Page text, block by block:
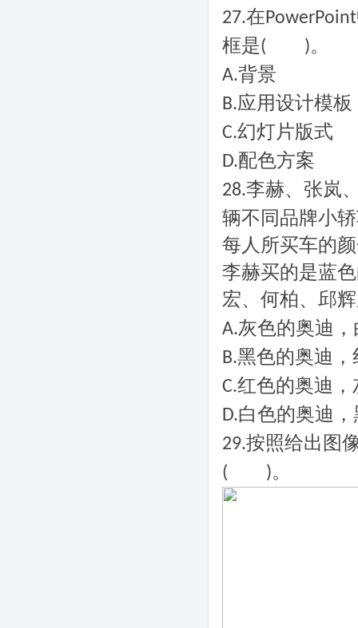
27.在PowerPoint
框是( )。
A.背景
B.应用设计模板
C.幻灯片版式
D.配色方案
28.李赫、张岚
辆不同品牌小
每人所买车的
李赫买的是蓝
宏、何柏、邱
A.灰色的奥迪
B.黑色的奥迪
C.红色的奥迪
D.白色的奥迪
29.按照给出图
( )。